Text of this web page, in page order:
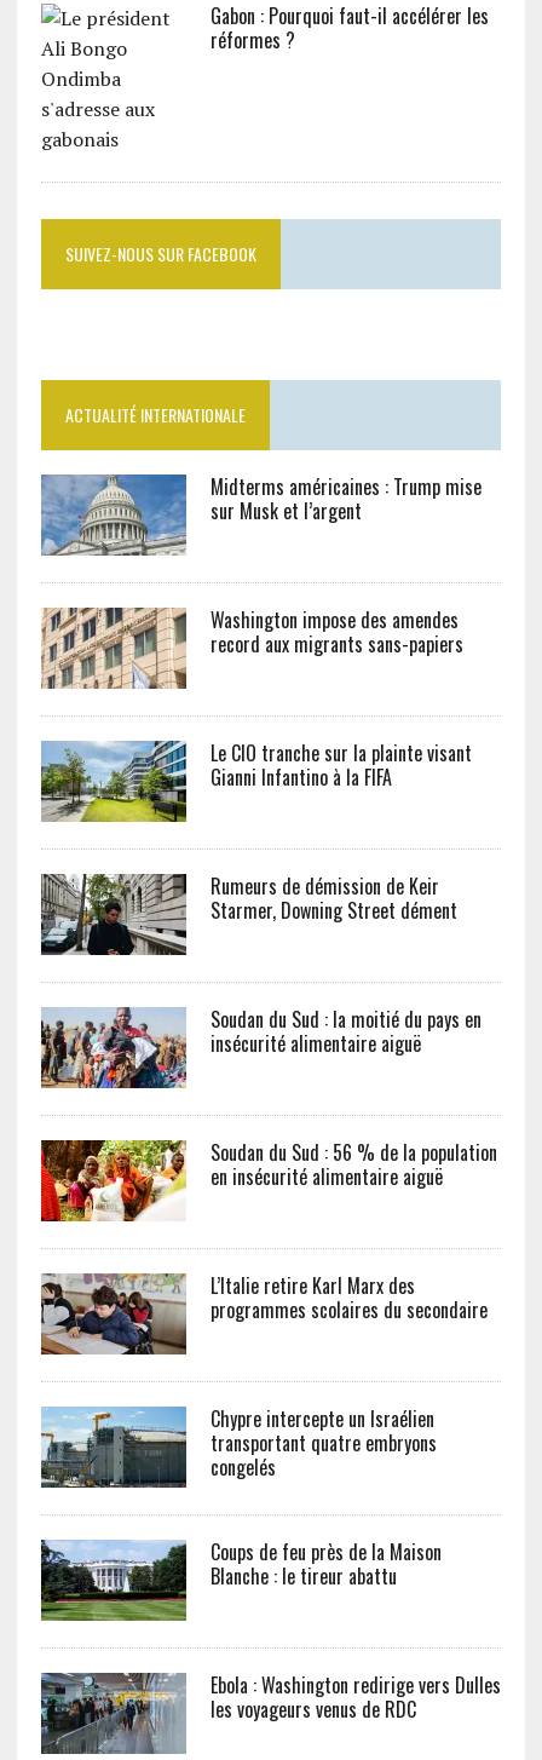
Gabon : Pourquoi faut-il accélérer les
réformes ?
SUIVEZ-NOUS SUR FACEBOOK
ACTUALITÉ INTERNATIONALE
Midterms américaines : Trump mise
sur Musk et l’argent
Washington impose des amendes
record aux migrants sans-papiers
Le CIO tranche sur la plainte visant
Gianni Infantino à la FIFA
Rumeurs de démission de Keir
Starmer, Downing Street dément
Soudan du Sud : la moitié du pays en
insécurité alimentaire aiguë
Soudan du Sud : 56 % de la population
en insécurité alimentaire aiguë
L’Italie retire Karl Marx des
programmes scolaires du secondaire
Chypre intercepte un Israélien
transportant quatre embryons
congelés
Coups de feu près de la Maison
Blanche : le tireur abattu
Ebola : Washington redirige vers Dulles
les voyageurs venus de RDC